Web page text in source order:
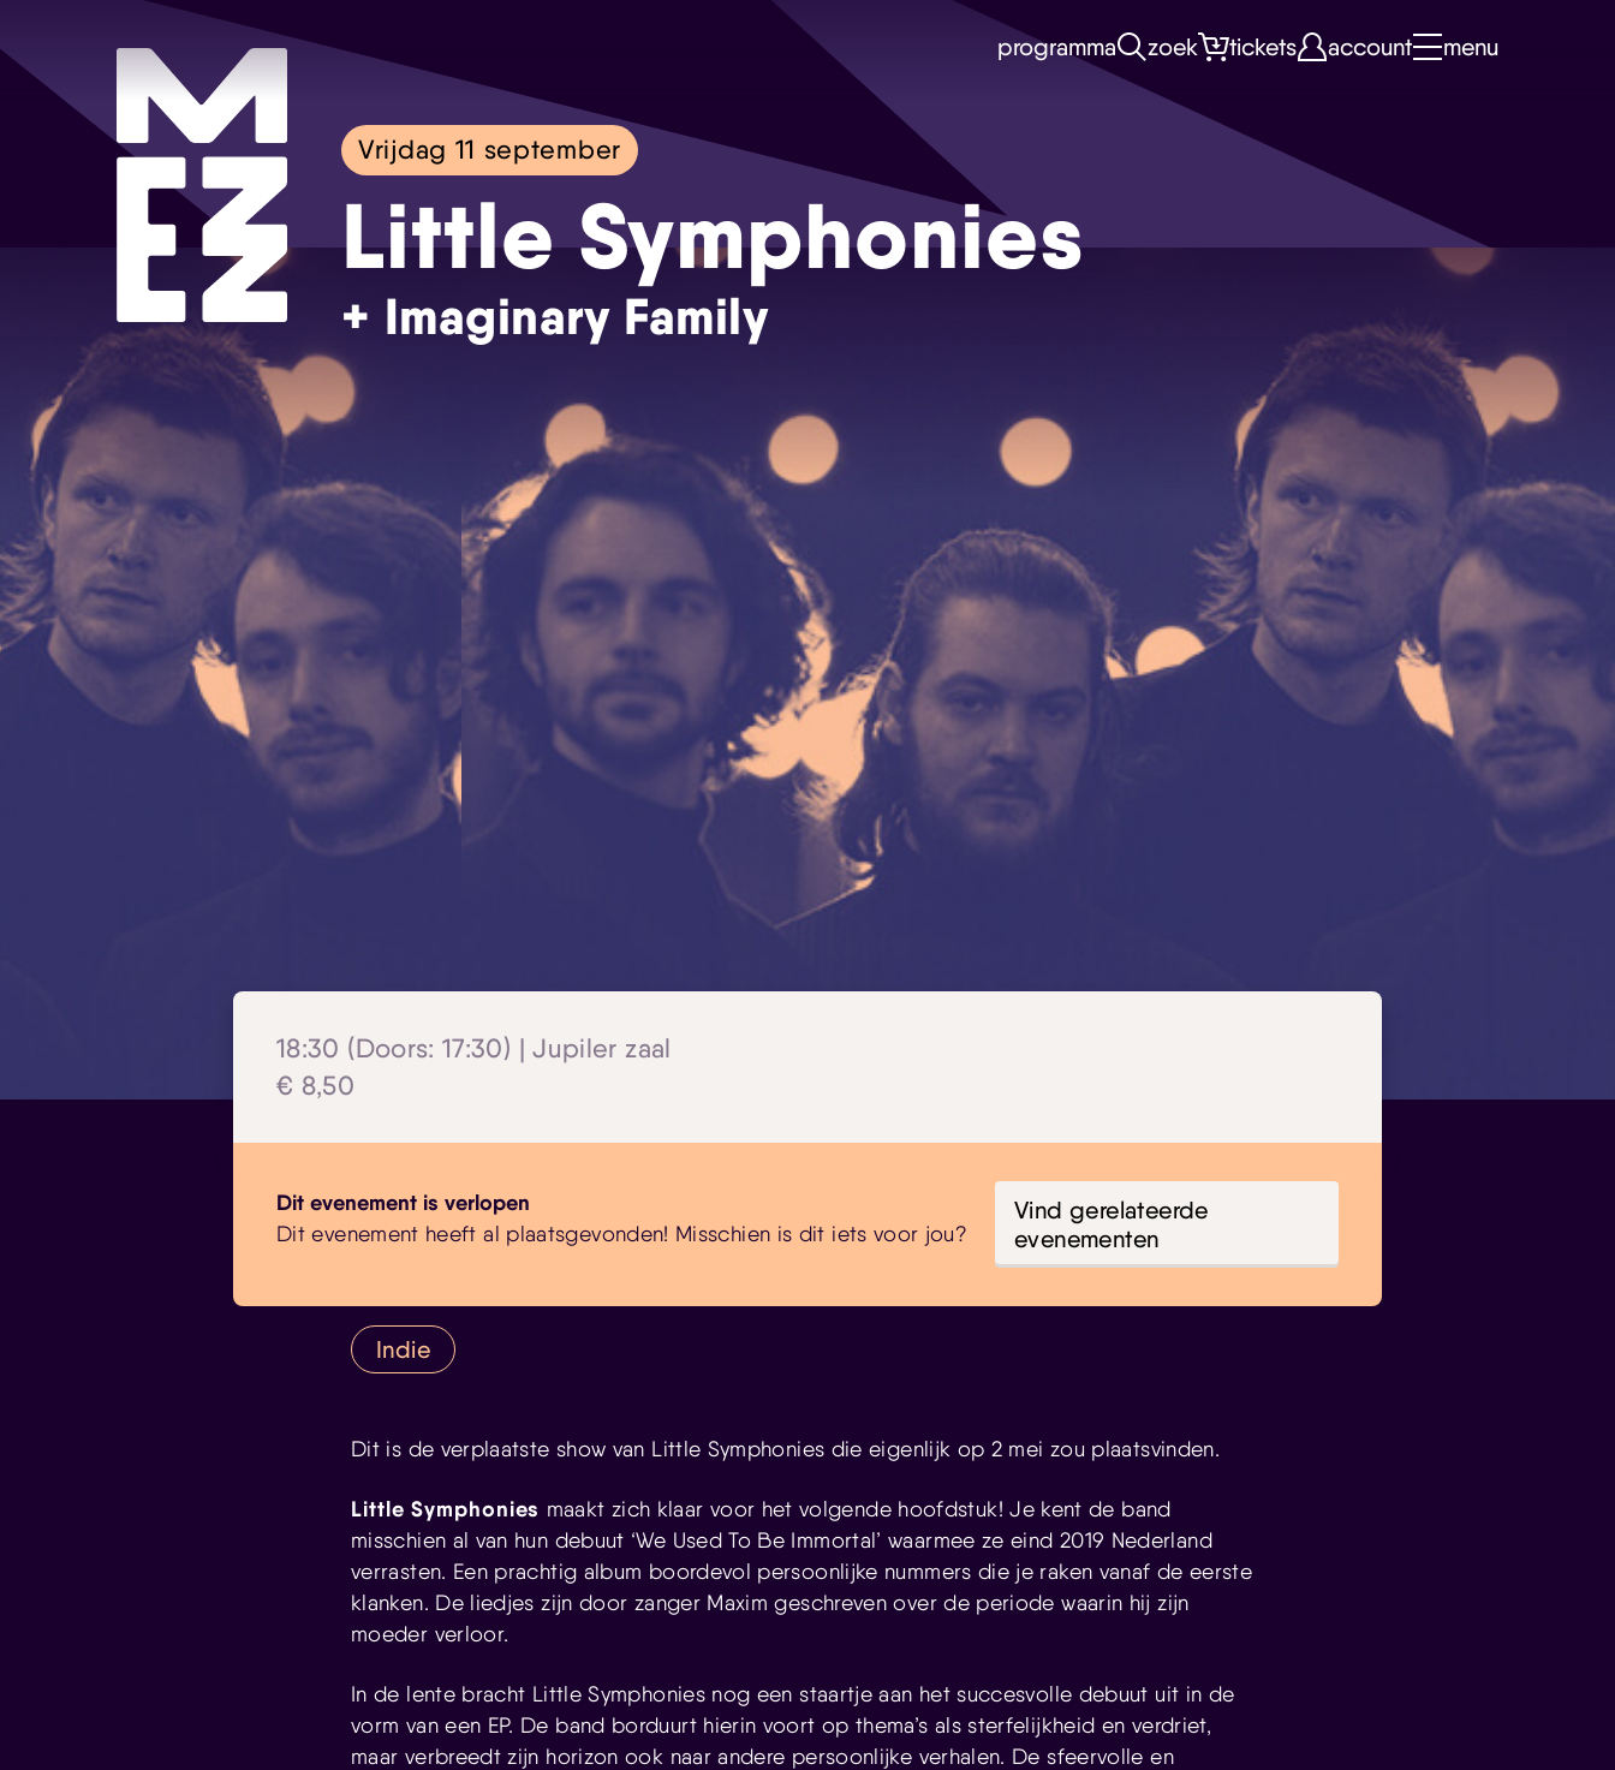
Skip navigatie
programma zoek tickets account menu
Vrijdag 11 september
Little Symphonies
+ Imaginary Family
18:30 (Doors: 17:30) | Jupiler zaal
€ 8,50
Dit evenement is verlopen
Dit evenement heeft al plaatsgevonden! Misschien is dit iets voor jou?
Vind gerelateerde
evenementen
Indie
Dit is de verplaatste show van Little Symphonies die eigenlijk op 2 mei zou plaatsvinden.
Little Symphonies maakt zich klaar voor het volgende hoofdstuk! Je kent de band
misschien al van hun debuut ‘We Used To Be Immortal’ waarmee ze eind 2019 Nederland
verrasten. Een prachtig album boordevol persoonlijke nummers die je raken vanaf de eerste
klanken. De liedjes zijn door zanger Maxim geschreven over de periode waarin hij zijn
moeder verloor.
In de lente bracht Little Symphonies nog een staartje aan het succesvolle debuut uit in de
vorm van een EP. De band borduurt hierin voort op thema’s als sterfelijkheid en verdriet,
maar verbreedt zijn horizon ook naar andere persoonlijke verhalen. De sfeervolle en